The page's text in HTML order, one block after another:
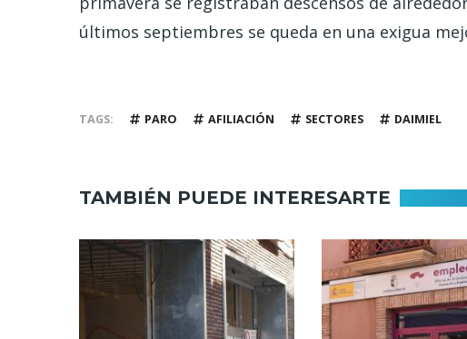
últimos septiembres se queda en una exigua
TAGS PARO AFILIACIÓN SECTORES DAIMIEL
TAMBIÉN PUEDE INTERESARTE